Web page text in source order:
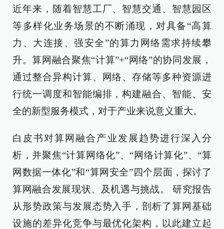
近年来，随着智慧工厂、智慧交通、智慧园区
等多样化业务场景的不断涌现，对具备“高算
力、大连接、强安全”的算力网络需求持续攀
升。算网融合聚焦“计算”+“网络”的协同发展，
通过整合异构计算、网络、存储等多种资源进
行统一调度和智能编排，构建融合、智能、安
全的新型服务模式，对于产业来说意义重大。
白皮书对算网融合产业发展趋势进行深入分
析，并聚焦“计算网络化”、“网络计算化”、“算
网数据一体化”和“算网安全”四个层面，探讨了
算网融合发展现状、及机遇与挑战。 研究报告
从形势政策与发展态势入手，剖析了算网基础
设施的差异化竞争与最优化架构，以此建立起